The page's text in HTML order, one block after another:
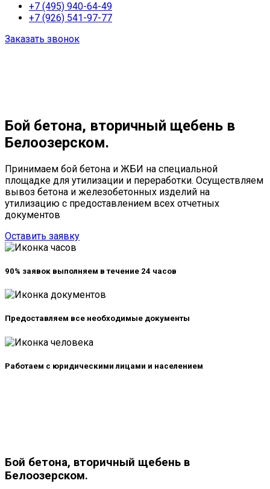
+7 (495) 940-64-49
+7 (926) 541-97-77
Заказать звонок
Бой бетона, вторичный щебень в
Белоозерском.
Принимаем бой бетона и ЖБИ на специальной
площадке для утилизации и переработки. Осуществляем
вывоз бетона и железобетонных изделий на
утилизацию с предоставлением всех отчетных
документов
Оставить заявку
90% заявок выполняем втечение 24 часов
Предоставляем все необходимые документы
Работаем с юридическими лицами и населением
Бой бетона, вторичный щебень в
Белоозерском.